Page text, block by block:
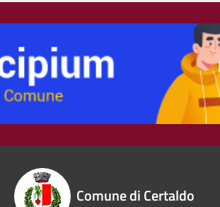
Comune di Certaldo